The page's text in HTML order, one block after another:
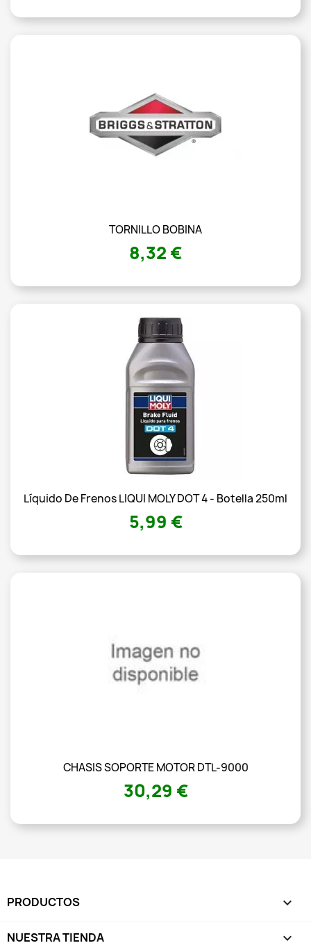
TORNILLO BOBINA
8,32 €
Líquido De Frenos LIQUI MOLY DOT 4 - Botella 250ml
5,99 €
CHASIS SOPORTE MOTOR DTL-9000
30,29 €
PRODUCTOS 
NUESTRA TIENDA 